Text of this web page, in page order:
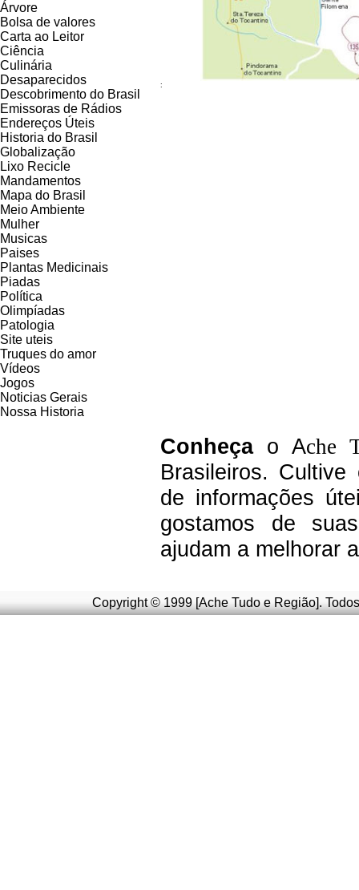
Árvore
Bolsa de valores
Carta ao Leitor
Ciência
Culinária
Desaparecidos
Descobrimento do Brasil
Emissoras de Rádios
Endereços Úteis
Historia do Brasil
Globalização
Lixo Recicle
Mandamentos
Mapa do Brasil
Meio Ambiente
Mulher
Musicas
Paises
Plantas Medicinais
Piadas
Política
Olimpíadas
Patologia
Site uteis
Truques do amor
Vídeos
Jogos
Noticias Gerais
Nossa Historia
:
Conheçao Ache
Brasileiros.
de informações
gostamos de
ajudam a melhorar
Copyright © 1999 [Ache Tudo e Região].